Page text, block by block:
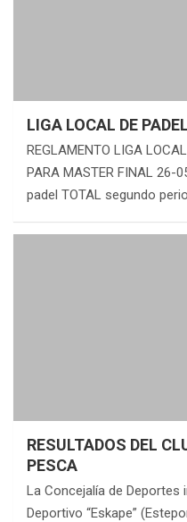
LIGA LOCAL DE
REGLAMENTO LIGA
PARA MASTER FINAL 26-
padel TOTAL segundo
RESULTADOS DEL
PESCA
La Concejalía de Deportes
Deportivo “Eskape”